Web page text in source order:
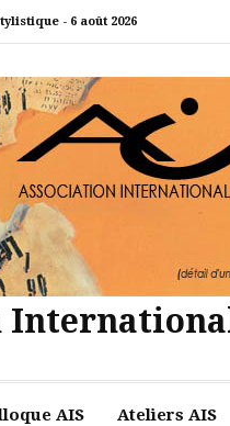
- 6 août 2026
AIS Ateliers AIS